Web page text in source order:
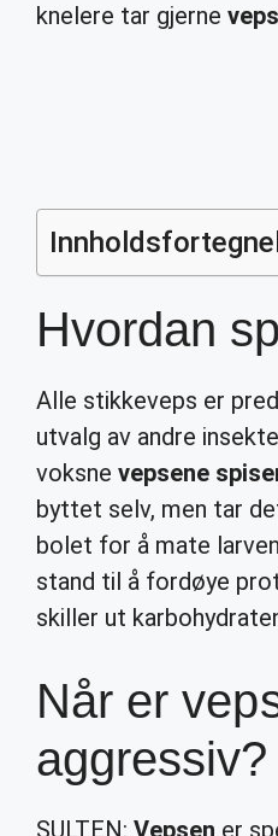
knelere tar gjerneveps
Hvordan
Alle stikkeveps er
utvalg av andre
voksnevepsene
byttet selv, men tar
bolet for å mate
stand til å fordøye
skiller ut
Når er
aggressiv?
SULTEN:Vepsen er